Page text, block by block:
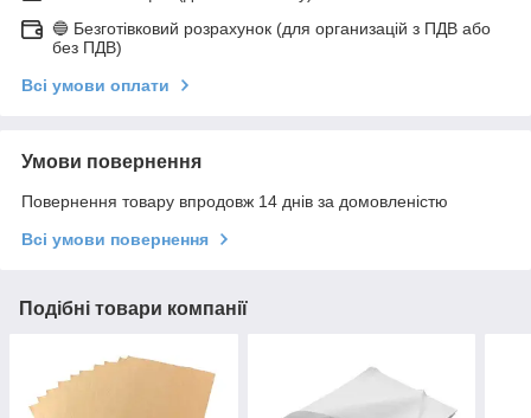
🔵 Безготівковий розрахунок (для организацій з ПДВ або
без ПДВ)
Всі умови оплати
Умови повернення
Повернення товару впродовж 14 днів за домовленістю
Всі умови повернення
Подібні товари компанії